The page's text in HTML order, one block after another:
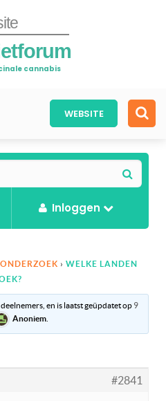
cannabis
WEBSITE
Inloggen
› WELKE LANDEN
en is laatst geüpdatet op 9
Anoniem
#2841